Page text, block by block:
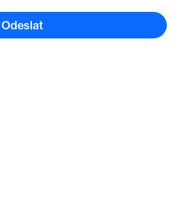
Odeslat